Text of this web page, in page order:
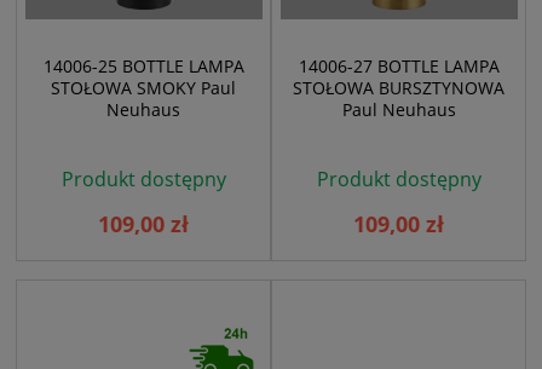
14006-25 BOTTLE LAMPA
STOŁOWA SMOKY Paul
Neuhaus
Produkt dostępny
109,00 zł
14006-27 BOTTLE LAMPA
STOŁOWA BURSZTYNOWA
Paul Neuhaus
Produkt dostępny
109,00 zł